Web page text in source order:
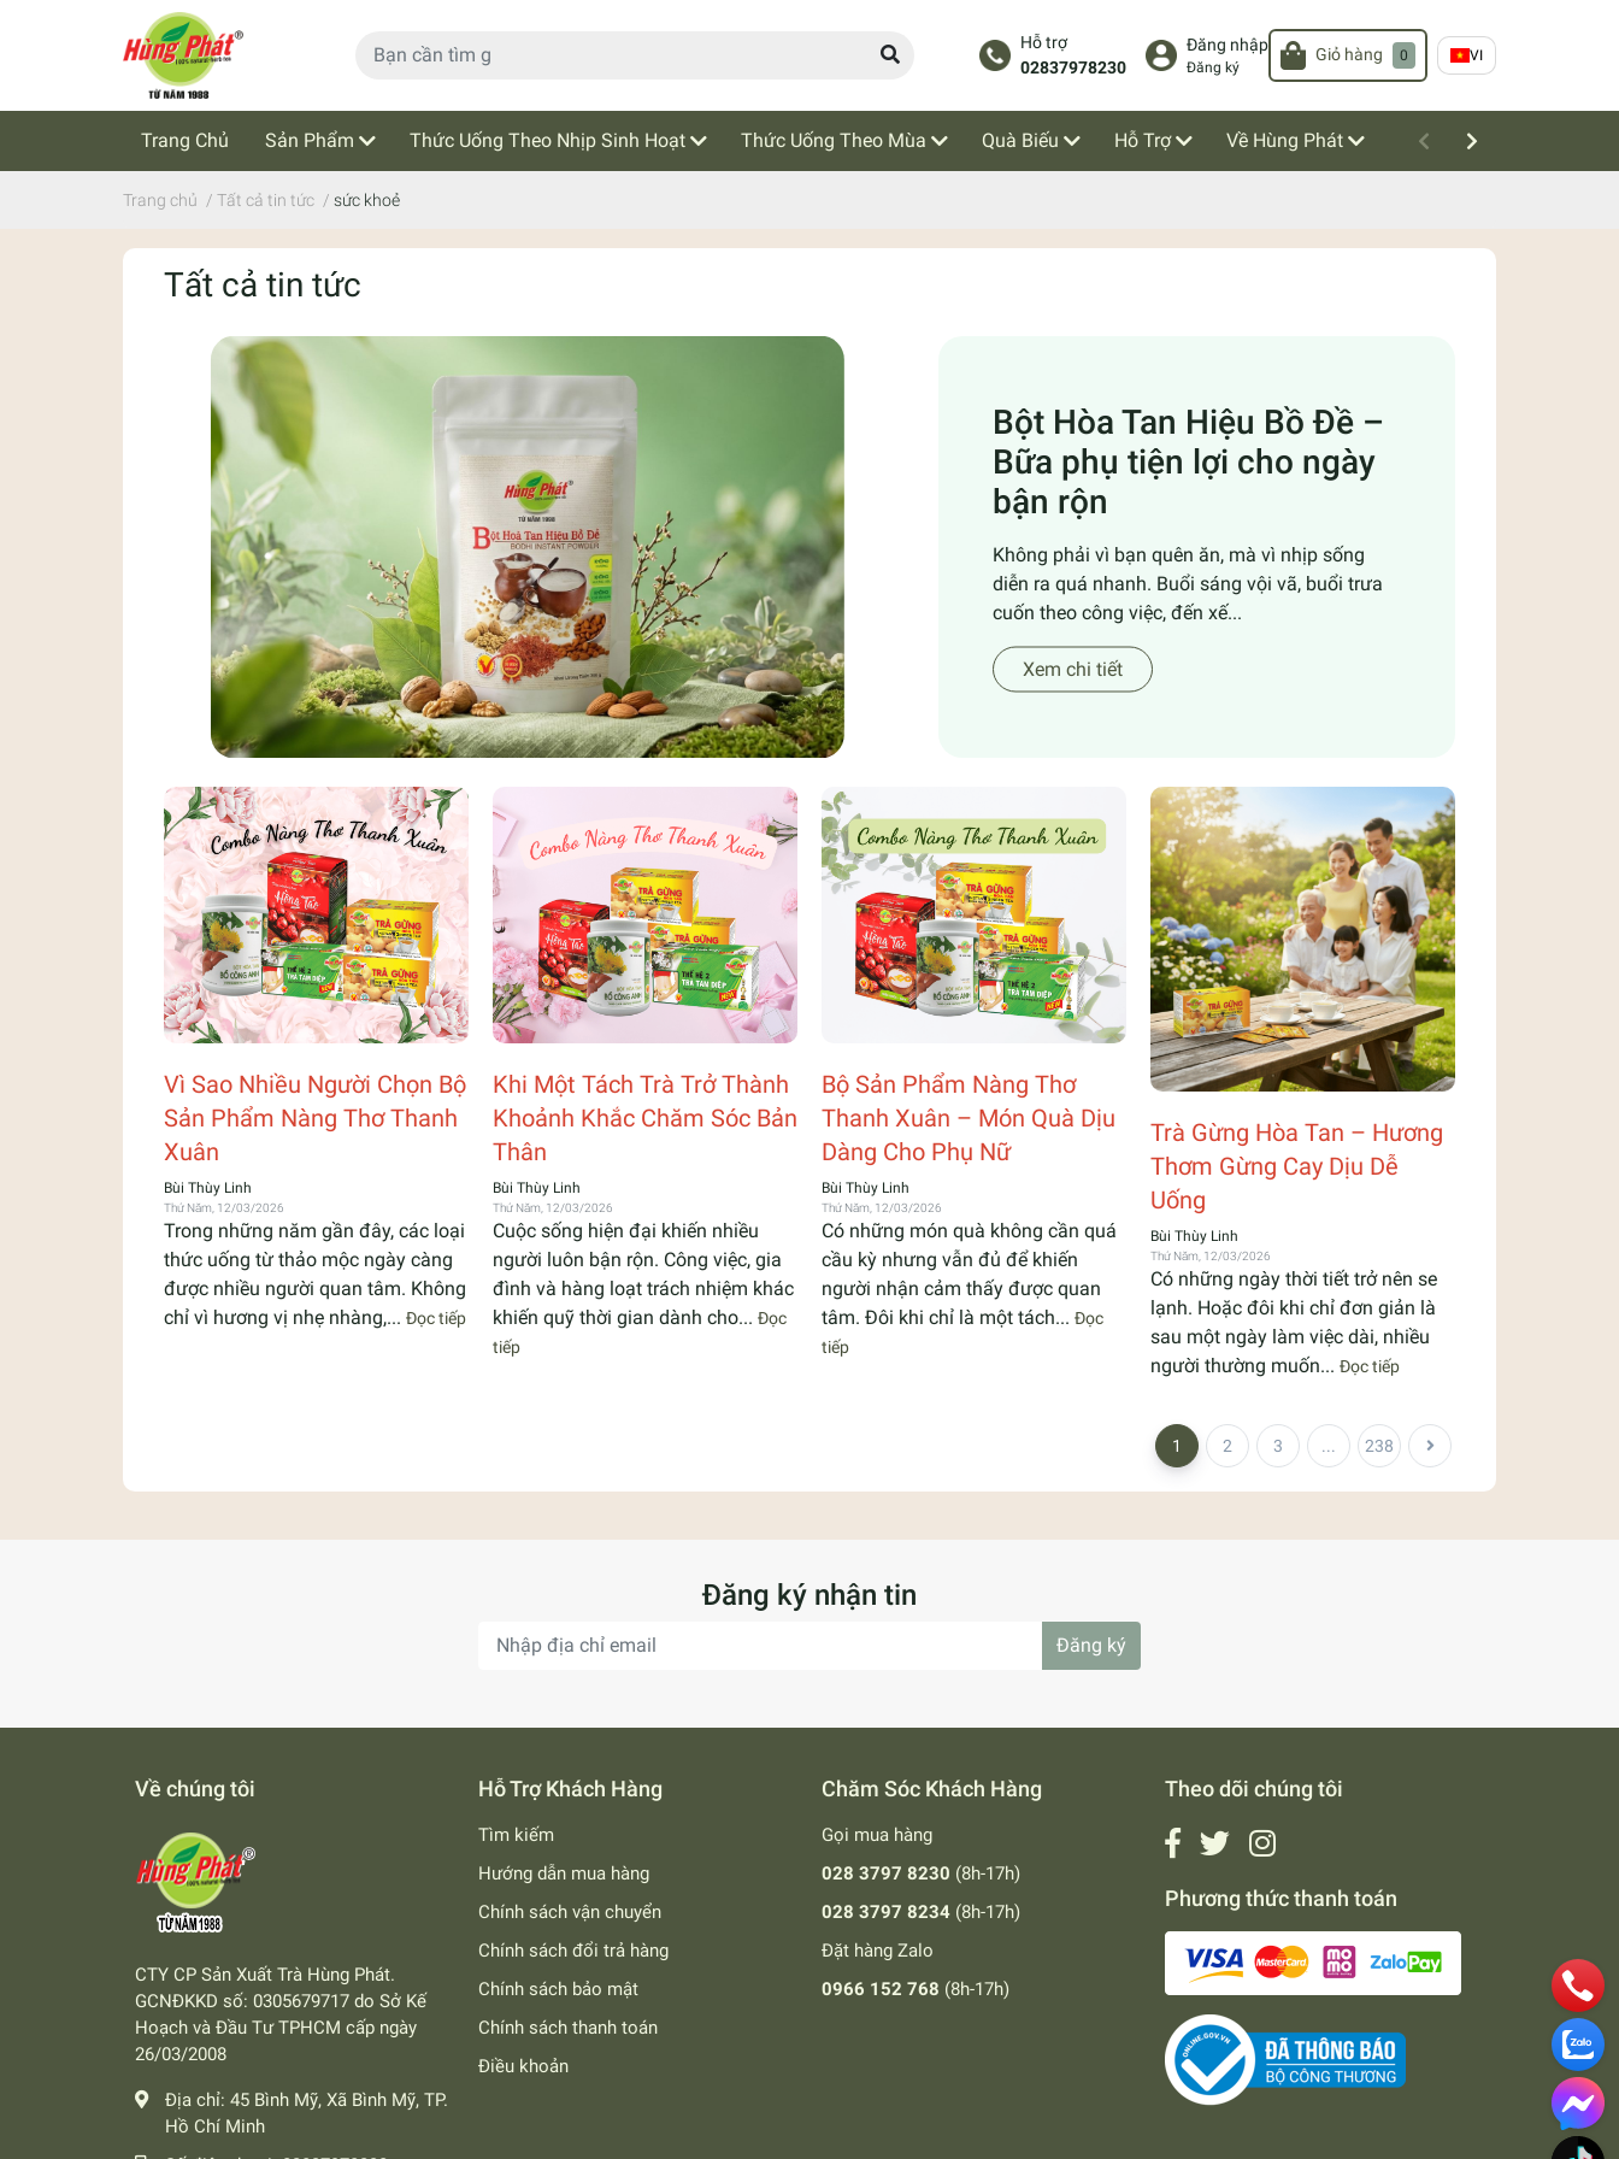
Hỗ trợ
02837978230
Đăng nhập
Đăng ký
Giỏ hàng 0 VI
Trang Chủ Sản Phẩm Thức Uống Theo Nhịp Sinh Hoạt Thức Uống Theo Mùa Quà Biếu Hỗ Trợ Về Hùng Phát
Cẩm Nang Trà Thảo Mộc Tin Tức
Trang chủ / Tất cả tin tức / sức khoẻ
Tất cả tin tức
Bột Hòa Tan Hiệu Bồ Đề –
Bữa phụ tiện lợi cho ngày
bận rộn
Không phải vì bạn quên ăn, mà vì nhịp sống
diễn ra quá nhanh. Buổi sáng vội vã, buổi trưa
cuốn theo công việc, đến xế...
Xem chi tiết
Vì Sao Nhiều Người Chọn Bộ
Sản Phẩm Nàng Thơ Thanh
Xuân
Bùi Thùy Linh
Thứ Năm, 12/03/2026
Trong những năm gần đây, các loại
thức uống từ thảo mộc ngày càng
được nhiều người quan tâm. Không
chỉ vì hương vị nhẹ nhàng,... Đọc tiếp
Khi Một Tách Trà Trở Thành
Khoảnh Khắc Chăm Sóc Bản
Thân
Bùi Thùy Linh
Thứ Năm, 12/03/2026
Cuộc sống hiện đại khiến nhiều
người luôn bận rộn. Công việc, gia
đình và hàng loạt trách nhiệm khác
khiến quỹ thời gian dành cho... Đọc
tiếp
Bộ Sản Phẩm Nàng Thơ
Thanh Xuân – Món Quà Dịu
Dàng Cho Phụ Nữ
Bùi Thùy Linh
Thứ Năm, 12/03/2026
Có những món quà không cần quá
cầu kỳ nhưng vẫn đủ để khiến
người nhận cảm thấy được quan
tâm. Đôi khi chỉ là một tách... Đọc
tiếp
Trà Gừng Hòa Tan – Hương
Thơm Gừng Cay Dịu Dễ
Uống
Bùi Thùy Linh
Thứ Năm, 12/03/2026
Có những ngày thời tiết trở nên se
lạnh. Hoặc đôi khi chỉ đơn giản là
sau một ngày làm việc dài, nhiều
người thường muốn... Đọc tiếp
1 2 3 ... 238
Đăng ký nhận tin
Đăng ký
Về chúng tôi
CTY CP Sản Xuất Trà Hùng Phát.
GCNĐKKD số: 0305679717 do Sở Kế
Hoạch và Đầu Tư TPHCM cấp ngày
26/03/2008
Địa chỉ: 45 Bình Mỹ, Xã Bình Mỹ, TP.
Hồ Chí Minh
Hỗ Trợ Khách Hàng
Tìm kiếm
Hướng dẫn mua hàng
Chính sách vận chuyển
Chính sách đổi trả hàng
Chính sách bảo mật
Chính sách thanh toán
Điều khoản
Chăm Sóc Khách Hàng
Gọi mua hàng
028 3797 8230 (8h-17h)
028 3797 8234 (8h-17h)
Đặt hàng Zalo
0966 152 768 (8h-17h)
Theo dõi chúng tôi
Phương thức thanh toán